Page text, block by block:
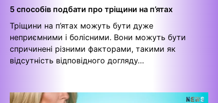
5 способів подбати про тріщини на п’ятах
Тріщини на п’ятах можуть бути дуже
неприємними і болісними. Вони можуть бути
спричинені різними факторами, такими як
відсутність відповідного догляду…